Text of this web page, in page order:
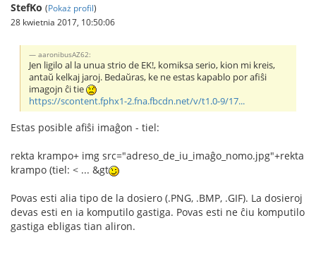
StefKo (Pokaż profil)
28 kwietnia 2017, 10:50:06
aaronibusAZ62:
Jen ligilo al la unua strio de EK!, komiksa serio, kion mi kreis,
antaŭ kelkaj jaroj. Bedaŭras, ke ne estas kapablo por afiŝi
imagojn ĉi tie
https://scontent.fphx1-2.fna.fbcdn.net/v/t1.0-9/17...
Estas posible afiŝi imaĝon - tiel:
rekta krampo+ img src="adreso_de_iu_imaĝo_nomo.jpg"+rekta
krampo (tiel: < ... &gt
Povas esti alia tipo de la dosiero (.PNG, .BMP, .GIF). La dosieroj
devas esti en ia komputilo gastiga. Povas esti ne ĉiu komputilo
gastiga ebligas tian aliron.